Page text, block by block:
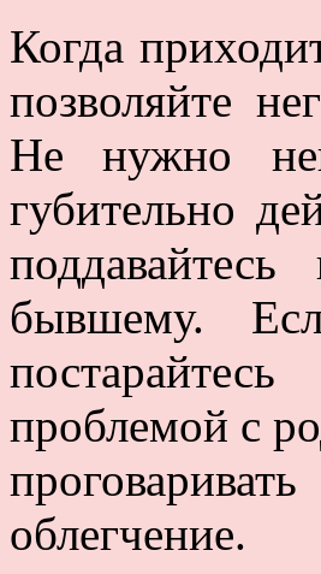
Когда
позволяйте
Не нужно
губительно
бывшему.
проблемой с
облегчение.